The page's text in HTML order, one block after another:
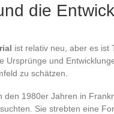
die
ist relativ neu, aber es ist
Ursprünge und
zu schätzen.
den 1980er Jahren in
Sie strebten eine